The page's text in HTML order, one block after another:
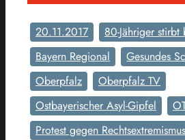
20.11.2017
80-Jähriger stirbt
Bayern Regional
Gesundes
Oberpfalz
Oberpfalz TV
Ostbayerischer Asyl-Gipfel
Protest gegen Rechtsextremismus